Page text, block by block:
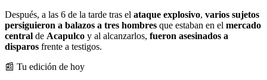
Después, a las 6 de la tarde tras el ataque explosivo, varios sujetos
persiguieron a balazos a tres hombres que estaban en el mercado
central de Acapulco y al alcanzarlos, fueron asesinados a
disparos frente a testigos.
📰 Tu edición de hoy